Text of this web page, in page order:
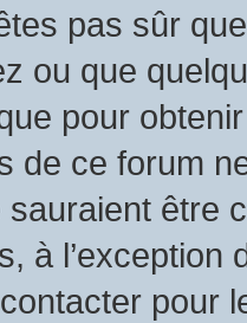
pas sûr
ou que
pour
de ce forum
sauraient être
à l’exception
pour